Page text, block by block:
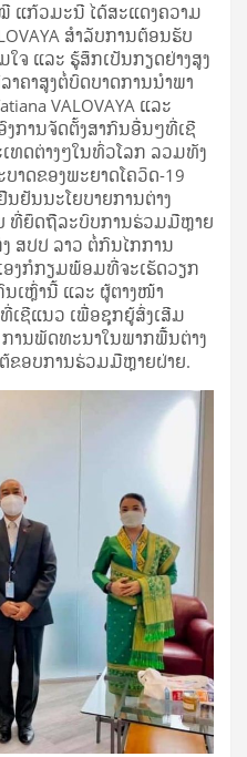
ກ້ວມະນີ ໄດ້ສະແດງຄວາມ
ສໍາລັບການຕ້ອນຮັບ
ຈ ແລະ ຮູ້ສຶກເປັນກຽດຢ່າງສູງ
ຄາສູງຕໍ່ບົດບາດການນໍາພາ
VALOVAYA ແລະ
ການຈັດຕັ້ງສາກົນອື່ນໆທີ່ເຊີ
ທດຕ່າງໆໃນທົ່ວໂລກ ລວມທັງ
າດຂອງພະຍາດໂຄວິດ-19
ຢັນນະໂຍບາຍການຕ່າງ
ທີ່ຍຶດຖືລະບົບການຮ່ວມມືຫຼາຍ
ສປປ ລາວ ຕໍ່ກົນໄກການ
ງກໍກຽມພ້ອມທີ່ຈະເຮັດວຽກ
ເຫຼົ່ານີ້ ແລະ ຜູ້ຕາງໜ້າ
ເຊີແນວ ເພື່ອຊຸກຍູ້ສົ່ງເສີມ
ານພັດທະນາໃນພາກພື້ນຕ່າງ
ຂອບການຮ່ວມມືຫຼາຍຝ່າຍ.